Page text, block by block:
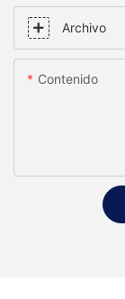
Archivo
Contenido